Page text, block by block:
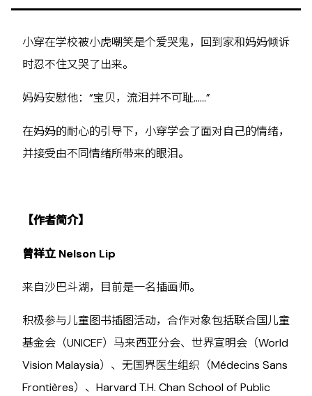
小穿在学校被小虎嘲笑是个爱哭鬼，回到家和妈妈倾诉
时忍不住又哭了出来。
妈妈安慰他：“宝贝，流泪并不可耻……”
在妈妈的耐心的引导下，小穿学会了面对自己的情绪，
并接受由不同情绪所带来的眼泪。
【作者简介】
曾祥立 Nelson Lip
来自沙巴斗湖，目前是一名插画师。
积极参与儿童图书插图活动，合作对象包括联合国儿童
基金会（UNICEF）马来西亚分会、世界宣明会（World
Vision Malaysia）、无国界医生组织（Médecins Sans
Frontières）、Harvard T.H. Chan School of Public